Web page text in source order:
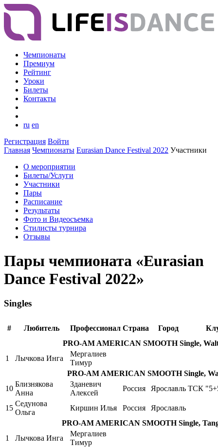
Чемпионаты
Премиум
Рейтинг
Уроки
Билеты
Контакты
ru en
Регистрация Войти
Главная Чемпионаты Eurasian Dance Festival 2022 Участники
О мероприятии
Билеты/Услуги
Участники
Пары
Расписание
Результаты
Фото и Видеосъемка
Стилисты турнира
Отзывы
Пары чемпионата «Eurasian
Dance Festival 2022»
Singles
# Любитель Профессионал Страна Город
PRO-AM AMERICAN SMOOTH Single,
1
Лычкова Инга
Мергалиев
Тимур
PRO-AM AMERICAN SMOOTH Single,
10
Близнякова
Анна
Зданевич
Алексей
Россия Ярославль ТСК
15
Седунова
Ольга
Киршин Илья Россия
Ярославль
PRO-AM AMERICAN SMOOTH Single,
1
Лычкова Инга
Мергалиев
Тимур